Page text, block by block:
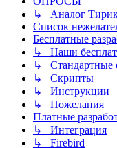
↳ Аналог
Список
Бесплатные
↳ Наши
↳ Стандартные
↳ Скрипты
↳ Инструкции
↳ Пожелания
Платные
↳ Интеграция
↳ Firebird